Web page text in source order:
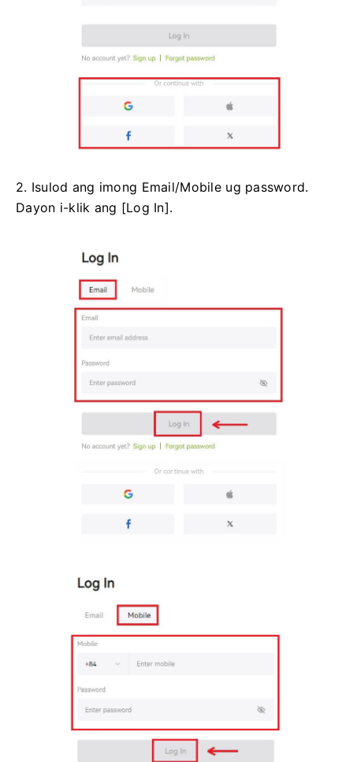
2. Isulod ang imong Email/Mobile ug password.
Dayon i-klik ang [Log In].